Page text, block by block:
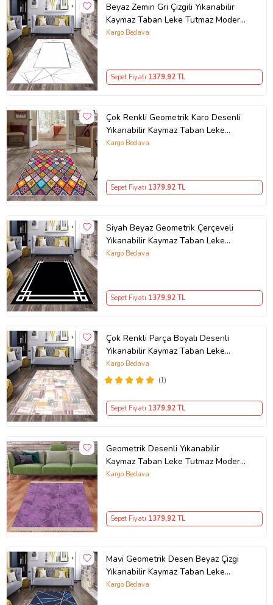
Ürün Kodu:kcm84434081
Beyaz Zemin Gri Çizgili Yıkanabilir
Kaymaz Taban Leke Tutmaz Modern
Salon Halısı ve Yolluk
Kargo Bedava
Sepet Fiyatı 1379,92 TL
Çok Renkli Geometrik Karo Desenli
Yıkanabilir Kaymaz Taban Leke
Tutmaz Modern Salon Halısı ve
Kargo Bedava
Sepet Fiyatı 1379,92 TL
Siyah Beyaz Geometrik Çerçeveli
Yıkanabilir Kaymaz Taban Leke
Tutmaz Modern Salon Halısı ve
Kargo Bedava
Sepet Fiyatı 1379,92 TL
Çok Renkli Parça Boyalı Desenli
Yıkanabilir Kaymaz Taban Leke
Tutmaz Modern Salon Halısı ve
Yolluk
(1)
Kargo Bedava
Sepet Fiyatı 1379,92 TL
Geometrik Desenli Yıkanabilir
Kaymaz Taban Leke Tutmaz Modern
Salon Halısı ve Yolluk (Mor)
Kargo Bedava
Sepet Fiyatı 1379,92 TL
Mavi Geometrik Desen Beyaz Çizgi
Yıkanabilir Kaymaz Taban Leke
Tutmaz Modern Salon Halısı ve
Kargo Bedava